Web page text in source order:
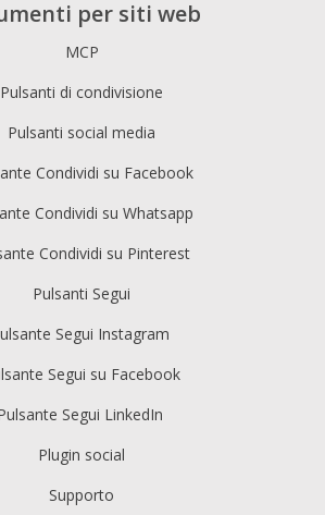
per siti web
MCP
Pulsanti di condivisione
Pulsanti social media
Condividi su Facebook
Condividi su Whatsapp
Condividi su Pinterest
Pulsanti Segui
Segui Instagram
Segui su Facebook
Segui LinkedIn
Plugin social
Supporto